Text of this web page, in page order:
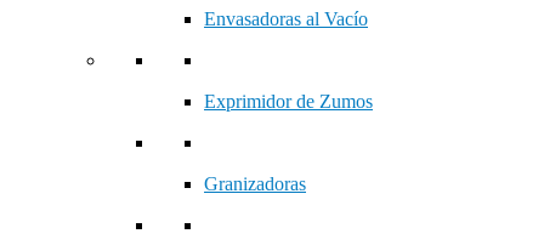
Envasadoras al Vacío
Exprimidor de Zumos
Granizadoras